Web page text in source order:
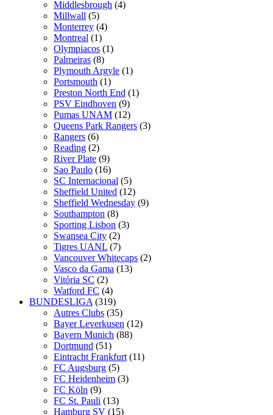
Middlesbrough (4)
Millwall (5)
Monterrey (4)
Montreal (1)
Olympiacos (1)
Palmeiras (8)
Plymouth Argyle (1)
Portsmouth (1)
Preston North End (1)
PSV Eindhoven (9)
Pumas UNAM (12)
Queens Park Rangers (3)
Rangers (6)
Reading (2)
River Plate (9)
Sao Paulo (16)
SC Internacional (5)
Sheffield United (12)
Sheffield Wednesday (9)
Southampton (8)
Sporting Lisbon (3)
Swansea City (2)
Tigres UANL (7)
Vancouver Whitecaps (2)
Vasco da Gama (13)
Vitória SC (2)
Watford FC (4)
BUNDESLIGA (319)
Autres Clubs (35)
Bayer Leverkusen (12)
Bayern Munich (88)
Dortmund (51)
Eintracht Frankfurt (11)
FC Augsburg (5)
FC Heidenheim (3)
FC Köln (9)
FC St. Pauli (13)
Hamburg SV (15)